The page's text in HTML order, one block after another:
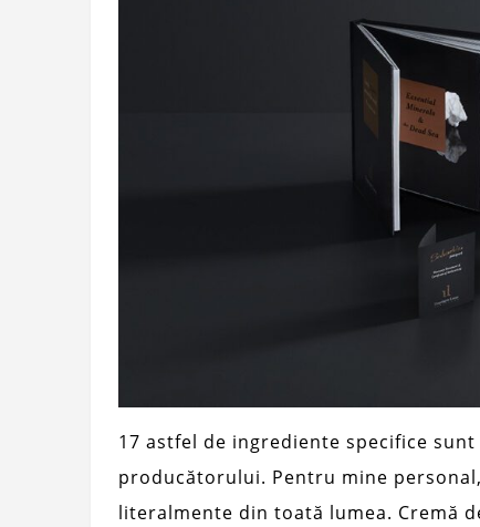
17 astfel de ingrediente specifice
producătorului. Pentru mine
literalmente din toată lumea. Cremă